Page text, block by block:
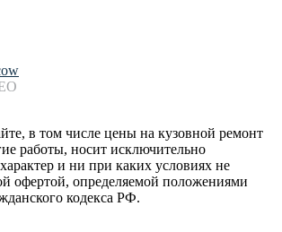
в том числе цены на кузовной ремонт
работы, носит исключительно
и ни при каких условиях не
офертой, определяемой положениями
кодекса РФ.